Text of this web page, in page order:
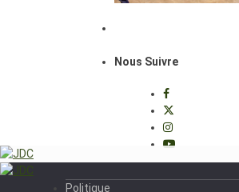
Nous Suivre
Politique